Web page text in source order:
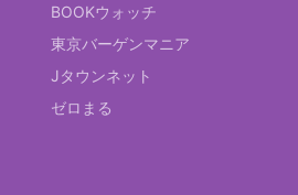
BOOKウォッチ
東京バーゲンマニア
Jタウンネット
ゼロまる